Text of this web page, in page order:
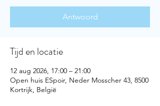
Antwoord
Tijd en locatie
12 aug 2026, 17:00 – 21:00
Open huis ESpoir, Neder Mosscher 43, 8500
Kortrijk, België